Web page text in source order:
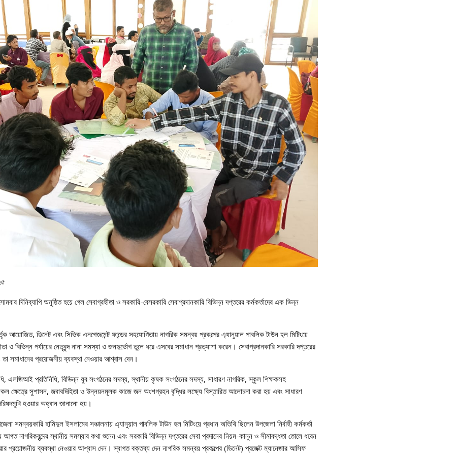
দিনিব্যাপি অনুষ্ঠিত হয়ে গেল সেবাগ্রহীতা ও সরকারি-বেসরকারি সেবাপ্রদানকারি বিভিন্ন দপ্তরের কর্মকর্তাদের এক ভিন্ন
আয়োজিত, ডিনেট এবং সিভিক এনগেজমেন্ট ফান্ডের সহযোগিতায় নাগরিক সমন্বয় প্রকল্পের এ্যানুয়াল পাবলিক টাউন হল মিটিংয়ে
ও বিভিন্ন পর্যায়ের নেতৃবৃন্দ নানা সমস্যা ও জনদুর্ভোগ তুলে ধরে এসবের সমাধান প্রত্যাশা করেন। সেবাপ্রদানকারি সরকারি দপ্তরের
সমাধানের প্রয়োজনীয় ব্যবস্থা নেওয়ার আশ্বাস দেন।
এলজিআই প্রতিনিধি, বিভিন্ন যুব সংগঠনের সদস্য, স্থানীয় কৃষক সংগঠনের সদস্য, সাধারণ নাগরিক, স্কুল শিক্ষকসহ
ক্ষেত্রে সুশাসন, জবাবদিহিতা ও উন্নয়নমূলক কাজে জন অংশগ্রহন বৃদ্ধির লক্ষ্যে বিস্তারিত আলোচনা করা হয় এবং সাধারণ
হওয়ার অহ্বান জানানো হয়।
সমন্বয়কারি হামিদুল ইসলামের সঞ্চালনায় এ্যানুয়াল পাবলিক টাউন হল মিটিংয়ে প্রধান অতিথি ছিলেন উপজেলা নির্বাহী কর্মকর্তা
আগত নাগরিকবৃন্দের স্থানীয় সমস্যার কথা শুনেন এবং সরকারি বিভিন্ন দপ্তরের সেবা প্রদানের নিয়ম-কানুন ও সীমাবদ্ধতা তোলে ধরেন
প্রয়োজনীয় ব্যবস্থা নেওয়ার আশ্বাস দেন। স্বাগত বক্তব্য দেন নাগরিক সমন্বয় প্রকল্পের (ডিনেট) প্রজেক্ট ম্যানেজার আসিফ